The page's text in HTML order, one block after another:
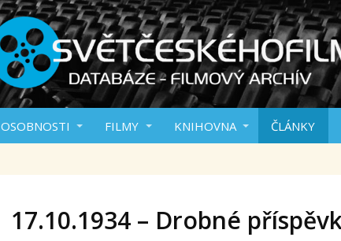
OSOBNOSTI FILMY KNIHOVNA ČLÁNKY
17.10.1934 – Drobné